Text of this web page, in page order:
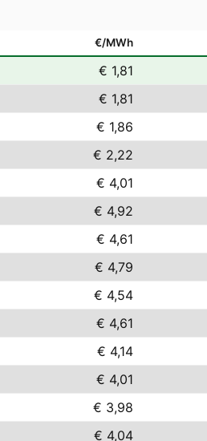
€/MWh
€ 1,81
€ 1,81
€ 1,86
€ 2,22
€ 4,01
€ 4,92
€ 4,61
€ 4,79
€ 4,54
€ 4,61
€ 4,14
€ 4,01
€ 3,98
€ 4,04